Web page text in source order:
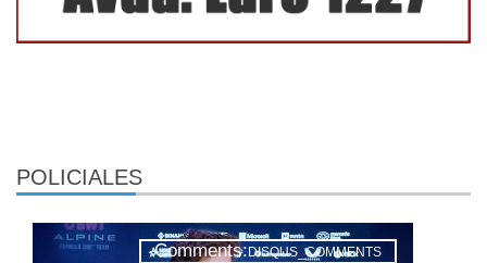
POLICIALES
Comments:DISQUS_COMMENTS